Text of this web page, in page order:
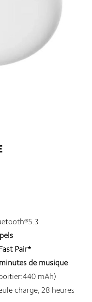
Pair*
de musique
mAh)
charge, 28 heures